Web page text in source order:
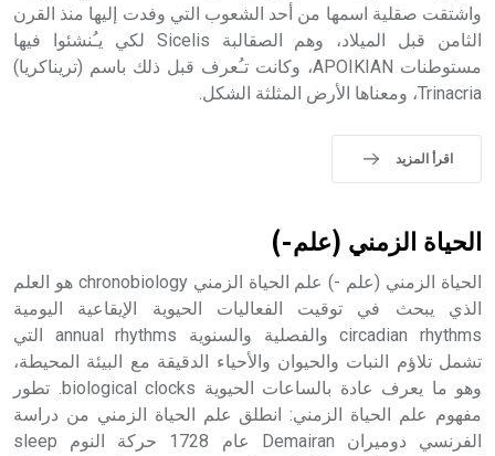
- هل تعلم أن أبجر Abgar اسم معروف جيداً يعود إلى عدد من
الملوك الذين حكموا مدينة إديسا (الرها) من أبجر الأول وحتى
التاسع، وهم ينتسبون إلى أسرة أوسروين
حيث تقتصر القيمة الصوتية للعلامة الك
واشتقت صقلية اسمها من أحد الشعوب التي وفدت إليها منذ القرن
الثامن قبل الميلاد، وهم الصقالبة Sicelis لكي يـُنشئوا فيها
مستوطنات APOIKIAN، وكانت تـُعرف قبل ذلك باسم (تريناكريا)
Trinacria، ومعناها الأرض المثلثة الشكل.
اقرأ المزيد
الحياة الزمني (علم-)
الحياة الزمني (علم -) علم الحياة الزمني chronobiology هو العلم
الذي يبحث في توقيت الفعاليات الحيوية الإيقاعية اليومية
circadian rhythms والفصلية والسنوية annual rhythms التي
تشمل تلاؤم النبات والحيوان والأحياء الدقيقة مع البيئة المحيطة،
وهو ما يعرف عادة بالساعات الحيوية biological clocks. تطور
مفهوم علم الحياة الزمني: انطلق علم الحياة الزمني من دراسة
الفرنسي دوميران Demairan عام 1728 حركة النوم sleep